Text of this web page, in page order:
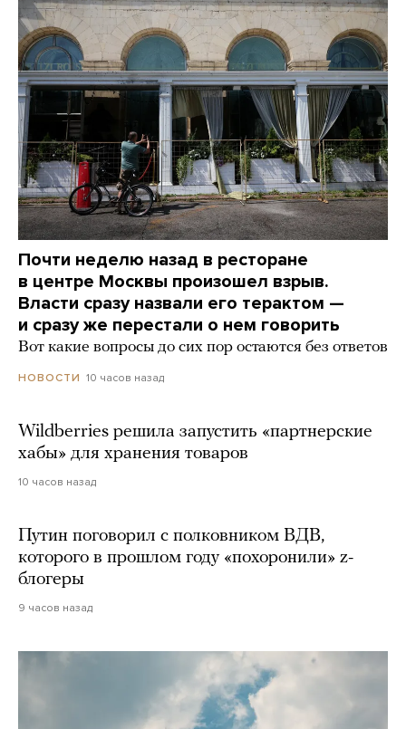
Почти неделю назад в ресторане
в центре Москвы произошел взрыв.
Власти сразу назвали его терактом —
и сразу же перестали о нем говорить
Вот какие вопросы до сих пор остаются без ответов
НОВОСТИ 10 часов назад
Wildberries решила запустить «партнерские
хабы» для хранения товаров
10 часов назад
Путин поговорил с полковником ВДВ,
которого в прошлом году «похоронили» z-
блогеры
9 часов назад